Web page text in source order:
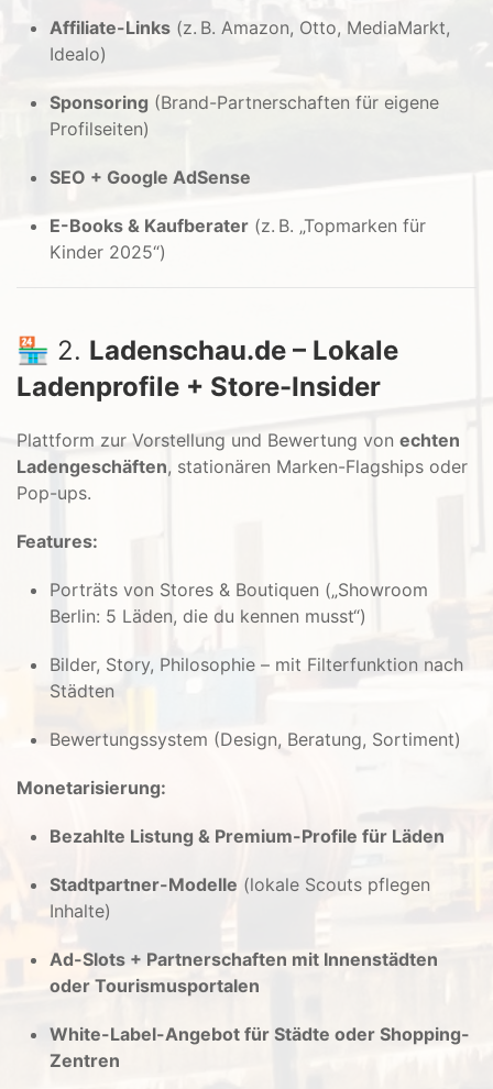
Affiliate-Links (z. B. Amazon, Otto, MediaMarkt,
Idealo)
Sponsoring (Brand-Partnerschaften für eigene
Profilseiten)
SEO + Google AdSense
E-Books & Kaufberater (z. B. „Topmarken für
Kinder 2025“)
🏪 2. Ladenschau.de – Lokale
Ladenprofile + Store-Insider
Plattform zur Vorstellung und Bewertung von echten
Ladengeschäften, stationären Marken-Flagships oder
Pop-ups.
Features:
Porträts von Stores & Boutiquen („Showroom
Berlin: 5 Läden, die du kennen musst“)
Bilder, Story, Philosophie – mit Filterfunktion nach
Städten
Bewertungssystem (Design, Beratung, Sortiment)
Monetarisierung:
Bezahlte Listung & Premium-Profile für Läden
Stadtpartner-Modelle (lokale Scouts pflegen
Inhalte)
Ad-Slots + Partnerschaften mit Innenstädten
oder Tourismusportalen
White-Label-Angebot für Städte oder Shopping-
Zentren